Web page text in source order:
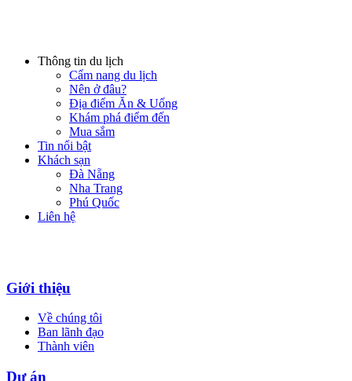
Thông tin du lịch
Cẩm nang du lịch
Nên ở đâu?
Địa điểm Ăn & Uống
Khám phá điểm đến
Mua sắm
Tin nổi bật
Khách sạn
Đà Nẵng
Nha Trang
Phú Quốc
Liên hệ
Giới thiệu
Về chúng tôi
Ban lãnh đạo
Thành viên
Dự án